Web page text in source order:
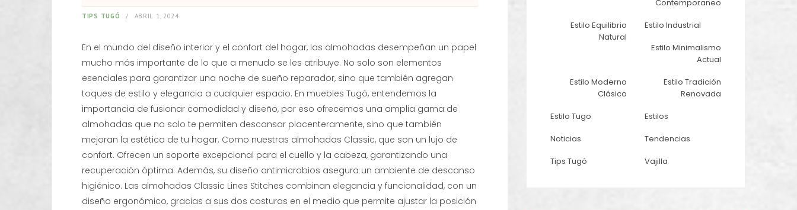
TIPS TUGÓ ABRIL 1, 2024
En el mundo del diseño interior y el confort del hogar, las almohadas desempeñan un papel
mucho más importante de lo que a menudo se les atribuye. No solo son elementos
esenciales para garantizar una noche de sueño reparador, sino que también agregan
toques de estilo y elegancia a cualquier espacio. En muebles Tugó, entendemos la
importancia de fusionar comodidad y diseño, por eso ofrecemos una amplia gama de
almohadas que no solo te permiten descansar placenteramente, sino que también
mejoran la estética de tu hogar. Como nuestras almohadas Classic, que son un lujo de
confort. Ofrecen un soporte excepcional para el cuello y la cabeza, garantizando una
recuperación óptima. Además, su diseño antimicrobios asegura un ambiente de descanso
higiénico. Las almohadas Classic Lines Stitches combinan elegancia y funcionalidad, con un
diseño ergonómico, gracias a sus dos costuras en el medio que permite ajustar la posición
Contemporaneo
Estilo Equilibrio
Natural
Estilo Industrial
Estilo Minimalismo
Actual
Estilo Moderno
Clásico
Estilo Tradición
Renovada
Estilo Tugo
Estilos
Noticias
Tendencias
Tips Tugó
Vajilla